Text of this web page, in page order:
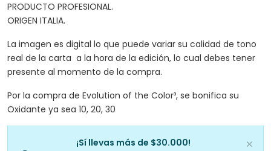
PRODUCTO PROFESIONAL.
ORIGEN ITALIA.
La imagen es digital lo que puede variar su calidad de tono
real de la carta a la hora de la edición, lo cual debes tener
presente al momento de la compra.
Por la compra de Evolution of the Color³, se bonifica su
Oxidante ya sea 10, 20, 30
¡Sí llevas más de $30.000!